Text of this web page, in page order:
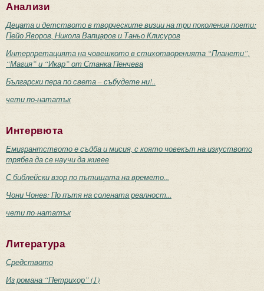
Анализи
Децата и детството в творческите визии на три поколения поети:
Пейо Яворов, Никола Вапцаров и Таньо Клисуров
Интерпретацията на човешкото в стихотворенията “Планети”,
“Магия” и “Икар” от Станка Пенчева
Български пера по света – събудете ни!..
чети по-нататък
Интервюта
Емигрантството е съдба и мисия, с която човекът на изкуството
трябва да се научи да живее
С библейски взор по пътищата на времето...
Чони Чонев: По пътя на солената реалност...
чети по-нататък
Литература
Средството
Из романа “Петрихор” (1)